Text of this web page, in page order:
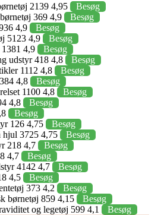
2139 4,95
Besøg
369 4,9
Besøg
4,9
Besøg
5123 4,9
Besøg
4,9
Besøg
udstyr 418 4,8
Besøg
1112 4,8
Besøg
4,8
Besøg
1100 4,8
Besøg
4,8
Besøg
Besøg
126 4,75
Besøg
hjul 3725 4,75
Besøg
218 4,7
Besøg
4,7
Besøg
4142 4,7
Besøg
4,5
Besøg
373 4,2
Besøg
børnetøj 859 4,15
Besøg
og legetøj 599 4,1
Besøg